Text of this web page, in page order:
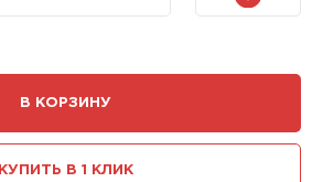
В КОРЗИНУ
КУПИТЬ В 1 КЛИК